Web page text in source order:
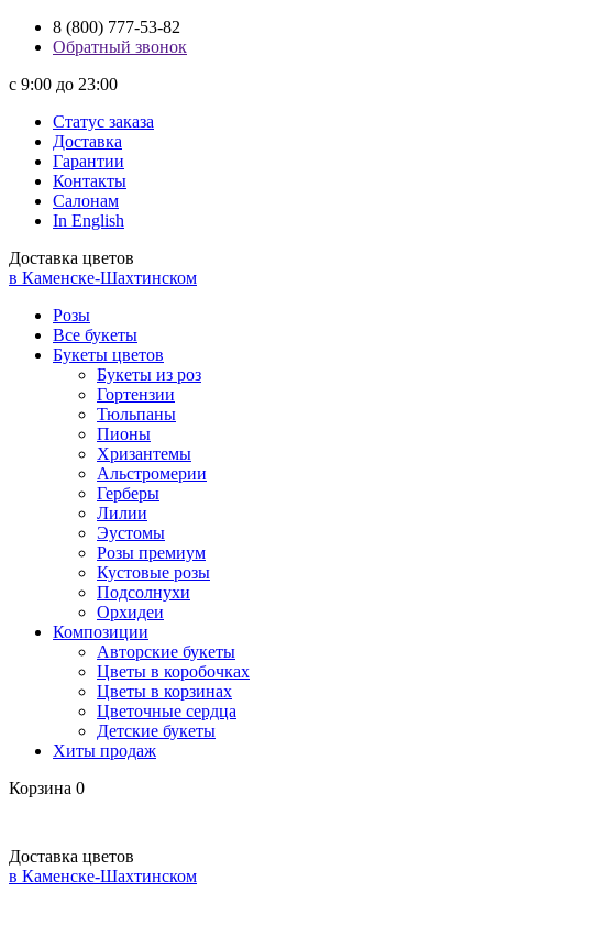
8 (800) 777-53-82
Обратный звонок
с 9:00 до 23:00
Статус заказа
Доставка
Гарантии
Контакты
Салонам
In English
Доставка цветов
в Каменске-Шахтинском
Розы
Все букеты
Букеты цветов
Букеты из роз
Гортензии
Тюльпаны
Пионы
Хризантемы
Альстромерии
Герберы
Лилии
Эустомы
Розы премиум
Кустовые розы
Подсолнухи
Орхидеи
Композиции
Авторские букеты
Цветы в коробочках
Цветы в корзинах
Цветочные сердца
Детские букеты
Хиты продаж
Корзина 0
Доставка цветов
в Каменске-Шахтинском